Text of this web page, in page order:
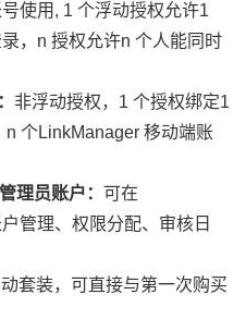
使用, 1 个浮动授权允许1
，n 授权允许n 个人能同时
非浮动授权，1 个授权绑定1
个LinkManager 移动端账
理员账户： 可在
管理、权限分配、审核日
套装，可直接与第一次购买